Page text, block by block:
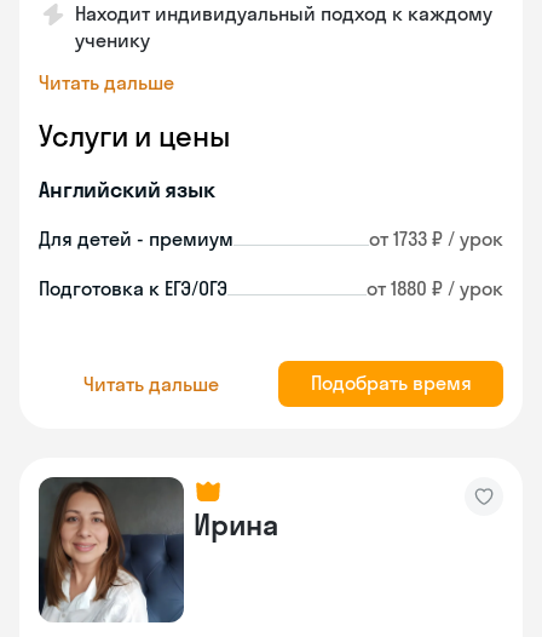
Находит индивидуальный подход к каждому
ученику
Читать дальше
Услуги и цены
Английский язык
Для детей - премиум от 1733 ₽ / урок
Подготовка к ЕГЭ/ОГЭ от 1880 ₽ / урок
Читать дальше Подобрать время
Ирина